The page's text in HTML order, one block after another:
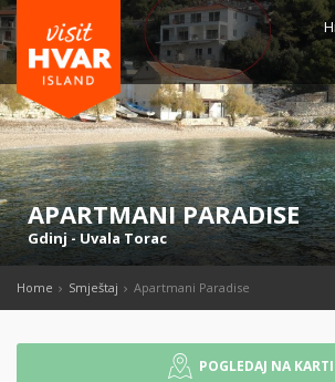
APARTMANI PARADISE
Gdinj-Uvala Torac
Home Smještaj Apartmani Paradise
POGLEDAJ NA KARTI